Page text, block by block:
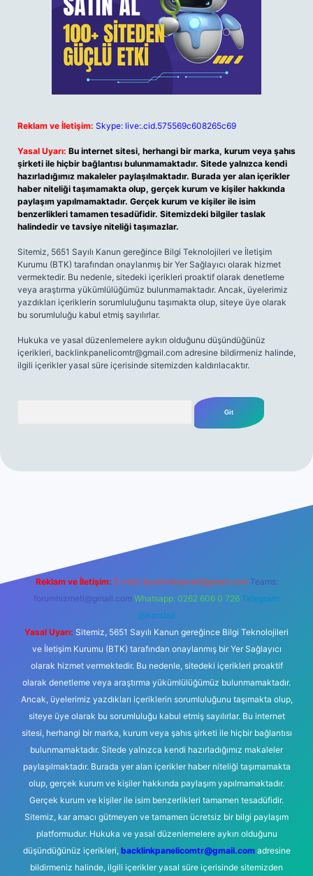
Reklam ve İletişim: Skype: live:.cid.575569c608265c69
Yasal Uyarı: Bu internet sitesi, herhangi bir marka, kurum veya şahıs
şirketi ile hiçbir bağlantısı bulunmamaktadır. Sitede yalnızca kendi
hazırladığımız makaleler paylaşılmaktadır. Burada yer alan içerikler
haber niteliği taşımamakta olup, gerçek kurum ve kişiler hakkında
paylaşım yapılmamaktadır. Gerçek kurum ve kişiler ile isim
benzerlikleri tamamen tesadüfidir. Sitemizdeki bilgiler taslak
halindedir ve tavsiye niteliği taşımazlar.
Sitemiz, 5651 Sayılı Kanun gereğince Bilgi Teknolojileri ve İletişim
Kurumu (BTK) tarafından onaylanmış bir Yer Sağlayıcı olarak hizmet
vermektedir. Bu nedenle, sitedeki içerikleri proaktif olarak denetleme
veya araştırma yükümlülüğümüz bulunmamaktadır. Ancak, üyelerimiz
yazdıkları içeriklerin sorumluluğunu taşımakta olup, siteye üye olarak
bu sorumluluğu kabul etmiş sayılırlar.
Hukuka ve yasal düzenlemelere aykırı olduğunu düşündüğünüz
içerikleri, backlinkpanelicomtr@gmail.com adresine bildirmeniz halinde,
ilgili içerikler yasal süre içerisinde sitemizden kaldırılacaktır.
Reklam ve İletişim: E-mail: backlinkpaneli@gmail.com Teams:
forumhizmeti@gmail.com Whatsapp: 0262 606 0 726 Telegram:
@karabul
Yasal Uyarı: Sitemiz, 5651 Sayılı Kanun gereğince Bilgi Teknolojileri
ve İletişim Kurumu (BTK) tarafından onaylanmış bir Yer Sağlayıcı
olarak hizmet vermektedir. Bu nedenle, sitedeki içerikleri proaktif
olarak denetleme veya araştırma yükümlülüğümüz bulunmamaktadır.
Ancak, üyelerimiz yazdıkları içeriklerin sorumluluğunu taşımakta olup,
siteye üye olarak bu sorumluluğu kabul etmiş sayılırlar. Bu internet
sitesi, herhangi bir marka, kurum veya şahıs şirketi ile hiçbir bağlantısı
bulunmamaktadır. Sitede yalnızca kendi hazırladığımız makaleler
paylaşılmaktadır. Burada yer alan içerikler haber niteliği taşımamakta
olup, gerçek kurum ve kişiler hakkında paylaşım yapılmamaktadır.
Gerçek kurum ve kişiler ile isim benzerlikleri tamamen tesadüfidir.
Sitemiz, kar amacı gütmeyen ve tamamen ücretsiz bir bilgi paylaşım
platformudur. Hukuka ve yasal düzenlemelere aykırı olduğunu
düşündüğünüz içerikleri, backlinkpanelicomtr@gmail.comadresine
bildirmeniz halinde, ilgili içerikler yasal süre içerisinde sitemizden